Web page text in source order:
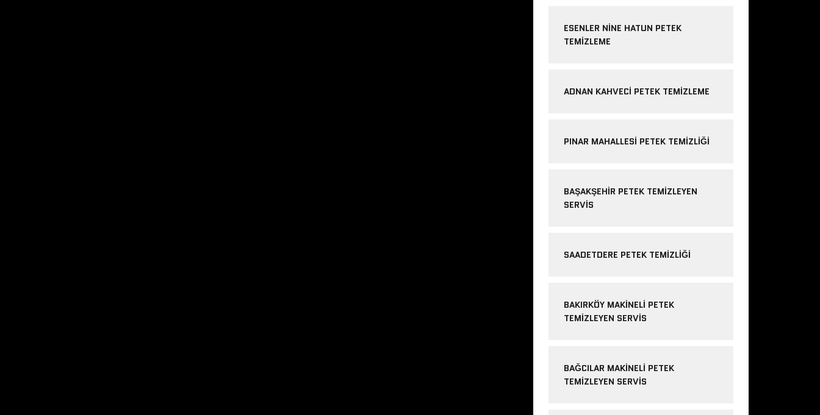
ESENLER NINE HATUN PETEK
TEMIZLEME
ADNAN KAHVECI PETEK TEMIZLEME
PINAR MAHALLESI PETEK TEMIZLIĞI
BAŞAKŞEHIR PETEK TEMIZLEYEN
SERVIS
SAADETDERE PETEK TEMIZLIĞI
BAKIRKÖY MAKINELI PETEK
TEMIZLEYEN SERVIS
BAĞCILAR MAKINELI PETEK
TEMIZLEYEN SERVIS